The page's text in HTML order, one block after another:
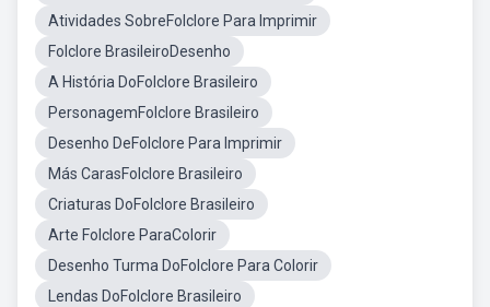
Atividades SobreFolclore Para Imprimir
Folclore BrasileiroDesenho
A História DoFolclore Brasileiro
PersonagemFolclore Brasileiro
Desenho DeFolclore Para Imprimir
Más CarasFolclore Brasileiro
Criaturas DoFolclore Brasileiro
Arte Folclore ParaColorir
Desenho Turma DoFolclore Para Colorir
Lendas DoFolclore Brasileiro